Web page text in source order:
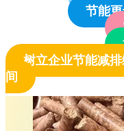
节能
树立企业节能减
间